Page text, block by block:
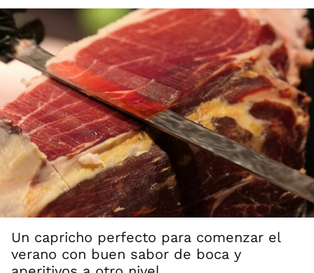
Un capricho perfecto para comenzar el
verano con buen sabor de boca y